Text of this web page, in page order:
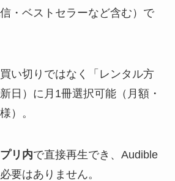
信・ベストセラーなど含む）で
い切りではなく「レンタル方
日）に月1冊選択可能（月額・
）。
リ内で直接再生でき、Audible
要はありません。